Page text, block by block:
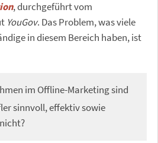
, durchgeführt vom
YouGov. Das Problem, was viele
in diesem Bereich haben, ist
im Offline-Marketing sind
sinnvoll, effektiv sowie